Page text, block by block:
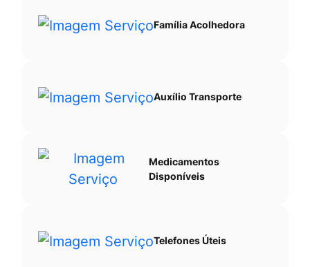
Família Acolhedora
Auxílio Transporte
Medicamentos
Disponíveis
Telefones Úteis